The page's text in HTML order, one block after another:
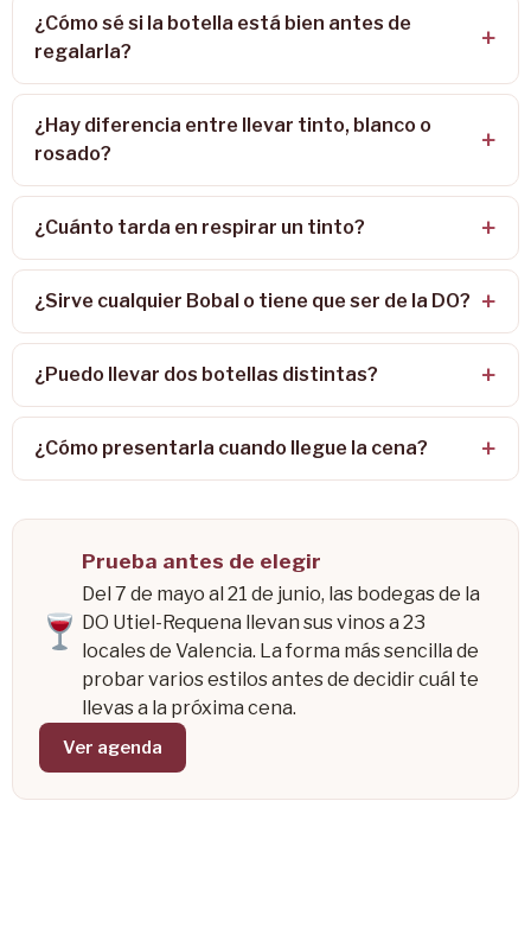
¿Cómo sé si la botella está bien antes de
regalarla?
¿Hay diferencia entre llevar tinto, blanco o
rosado?
¿Cuánto tarda en respirar un tinto?
¿Sirve cualquier Bobal o tiene que ser de la DO?
¿Puedo llevar dos botellas distintas?
¿Cómo presentarla cuando llegue la cena?
Prueba antes de elegir
Del 7 de mayo al 21 de junio, las bodegas de la
DO Utiel-Requena llevan sus vinos a 23
locales de Valencia. La forma más sencilla de
probar varios estilos antes de decidir cuál te
llevas a la próxima cena.
Ver agenda